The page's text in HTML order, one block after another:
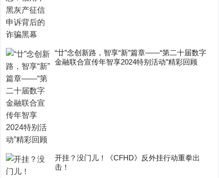
“廿”念创新路，智享“新”篇章——“第二十届数字
金融联合宣传年智享2024特别活动”精彩回顾
开挂？没门儿！《CFHD》反外挂行动重拳出
击！